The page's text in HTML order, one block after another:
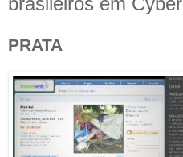
PRATA